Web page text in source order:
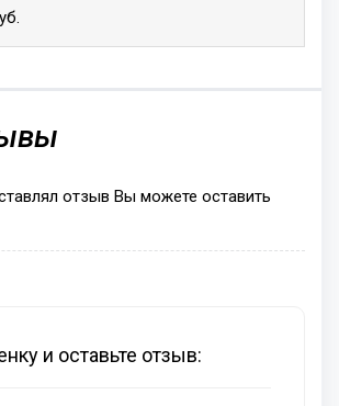
отзыв Вы можете оставить
и оставьте отзыв: